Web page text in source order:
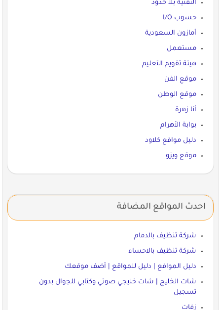
التقنية بلا حدود
حسوب I/O
أمازون السعودية
مستعمل
هيئة تقويم التعليم
موقع الفن
موقع الوطن
أنا زهرة
بوابة الأهرام
دليل مواقع كلاود
موقع ويزو
احدث المواقع المضافة
شركة تنظيف بالدمام
شركة تنظيف بالاحساء
دليل المواقع | دليل للمواقع | أضف موقعك
شات الخليج | شات خليجي صوتي وكتابي للجوال بدون
تسجيل
زفات